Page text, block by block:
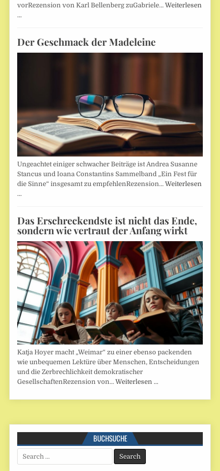
vorRezension von Karl Bellenberg zuGabriele…Weiterlesen
…
Der Geschmack der Madeleine
Ungeachtet einiger schwacher Beiträge ist Andrea Susanne
Stancus und Ioana Constantins Sammelband „Ein Fest für
die Sinne“ insgesamt zu empfehlenRezension…Weiterlesen
…
Das Erschreckendste ist nicht das Ende,
sondern wie vertraut der Anfang wirkt
Katja Hoyer macht „Weimar“ zu einer ebenso packenden
wie unbequemen Lektüre über Menschen, Entscheidungen
und die Zerbrechlichkeit demokratischer
GesellschaftenRezension von…Weiterlesen …
BUCHSUCHE
Search
for: